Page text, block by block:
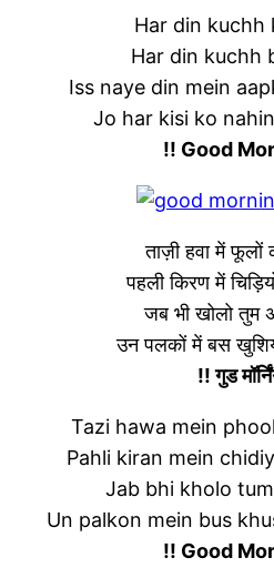
Har din kuchh
Har din kuchh
Iss naye din mein
Jo har kisi ko
!! Good
ताज़ी हवा में फूलों
पहली किरण में
जब भी खोलो तुम
उन पलकों में बस
!! गुड
Tazi hawa mein
Pahli kiran mein
Jab bhi kholo
Un palkon mein bus
!! Good